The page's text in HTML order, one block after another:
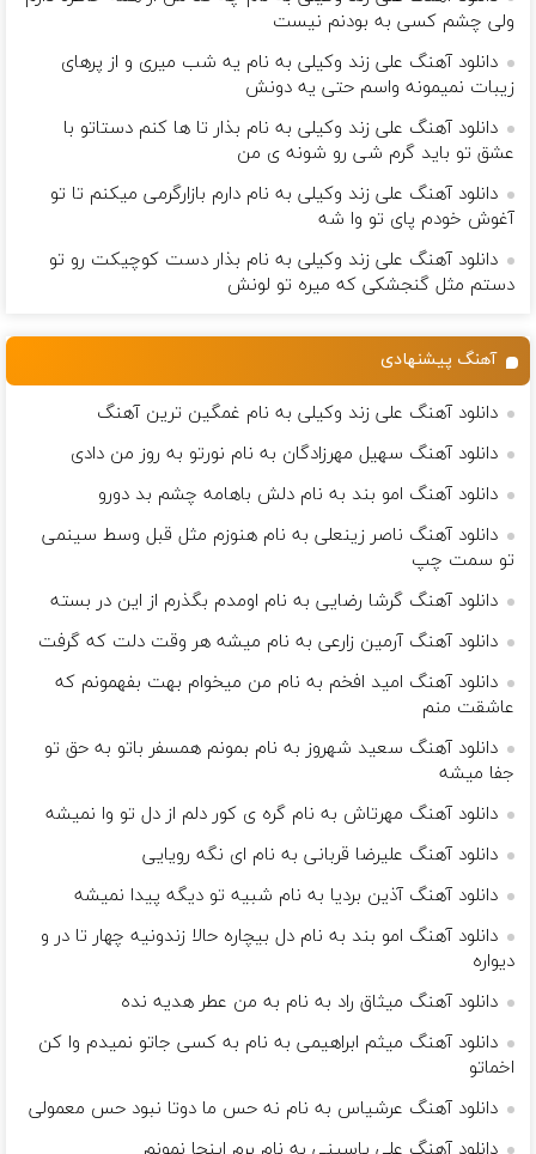
ولی چشم كسی به بودنم نیست
دانلود آهنگ علی زند وکیلی به نام یه شب میرى و از پرهای
زيبات نمیمونه واسم حتی یه دونش
دانلود آهنگ علی زند وکیلی به نام بذار تا ها كنم دستاتو با
عشق تو باید گرم شی رو شونه ى من
دانلود آهنگ علی زند وکیلی به نام دارم بازارگرمی میكنم تا تو
آغوش خودم پای تو وا شه
دانلود آهنگ علی زند وکیلی به نام بذار دست كوچیكت رو تو
دستم مثل گنجشكی كه میره تو لونش
آهنگ پیشنهادی
دانلود آهنگ علی زند وکیلی به نام غمگین ترین آهنگ
دانلود آهنگ سهیل مهرزادگان به نام نورتو به روز من دادی
دانلود آهنگ امو بند به نام دلش باهامه چشم بد دورو
دانلود آهنگ ناصر زینعلی به نام هنوزم مثل قبل وسط سینمی
تو سمت چپ
دانلود آهنگ گرشا رضایی به نام اومدم بگذرم از این در بسته
دانلود آهنگ آرمین زارعی به نام میشه هر وقت دلت که گرفت
دانلود آهنگ امید افخم به نام من میخوام بهت بفهمونم که
عاشقت منم
دانلود آهنگ سعید شهروز به نام بمونم همسفر باتو به حق تو
جفا میشه
دانلود آهنگ مهرتاش به نام گره ی کور دلم از دل تو وا نمیشه
دانلود آهنگ علیرضا قربانی به نام ای نگه رویایی
دانلود آهنگ آذین بردیا به نام شبیه تو دیگه پیدا نمیشه
دانلود آهنگ امو بند به نام دل بیچاره حالا زندونیه چهار تا در و
دیواره
دانلود آهنگ میثاق راد به نام به من عطر هدیه نده
دانلود آهنگ میثم ابراهیمی به نام به کسی جاتو نمیدم وا کن
اخماتو
دانلود آهنگ عرشیاس به نام نه حس ما دوتا نبود حس معمولی